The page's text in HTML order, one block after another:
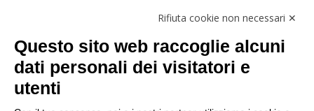
Facebook
Linkedin
I nostri punti di ritiro e spedizione pacchi nelle
Rifiuta cookie non necessari ✕
Questo sito web raccoglie alcuni
dati personali dei visitatori e
utenti